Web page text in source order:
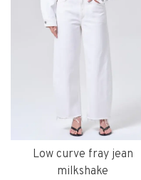
Low curve fray jean
milkshake